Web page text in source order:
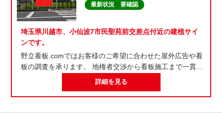
最新状況 要確認
埼玉県川越市、小仙波7市民聖苑前交差点付近の建植サイ
ンです。
野立看板.comではお客様のご希望に合わせた屋外広告や看
板の調査を承ります。 地権者交渉から看板施工まで一貫...
詳細を見る